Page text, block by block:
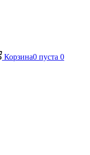
Корзина0 пуста 0